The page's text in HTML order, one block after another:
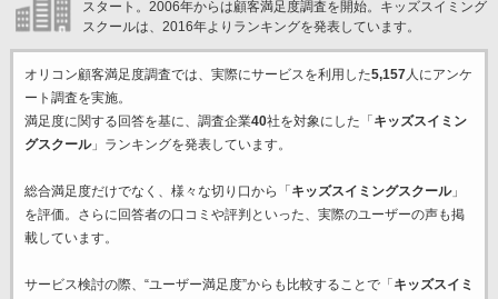
スタート。2006年からは顧客満足度調査を開始。キッズスイミング
スクールは、2016年よりランキングを発表しています。
オリコン顧客満足度調査では、実際にサービスを利用した5,157人にアンケ
ート調査を実施。
満足度に関する回答を基に、調査企業40社を対象にした「 キッズスイミン
グスクール」ランキングを発表しています。
総合満足度だけでなく、様々な切り口から「 キッズスイミングスクール」
を評価。さらに回答者の口コミや評判といった、実際のユーザーの声も掲
載しています。
サービス検討の際、“ユーザー満足度”からも比較することで「 キッズスイミ